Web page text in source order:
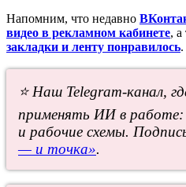
Напомним, что недавно
видео в рекламном кабинете, а
закладки и ленту понравилось.
⭐ Наш Telegram-канал,
применять ИИ в
и рабочие схемы.
— и точка».